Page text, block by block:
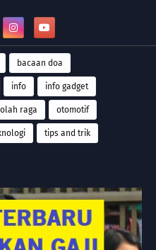
bacaan doa
info info gadget
olah raga otomotif
tips and trik